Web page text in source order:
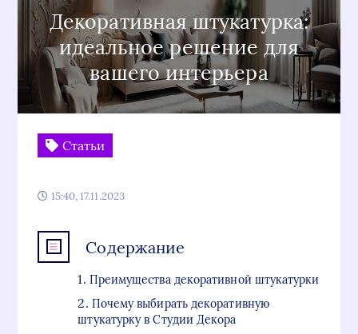
Декоративная штукатурка:
идеальное решение для
вашего интерьера
Статьи
15:40, 17.11.2023
Содержание
Преимущества декоративной штукатурки
Почему выбирать декоративную
штукатурку в Студии Декора